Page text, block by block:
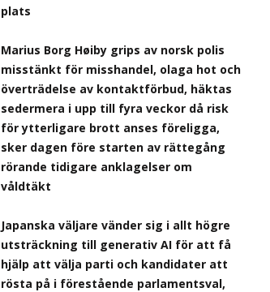
plats
Marius Borg Høiby grips av norsk polis
misstänkt för misshandel, olaga hot och
överträdelse av kontaktförbud, häktas
sedermera i upp till fyra veckor då risk
för ytterligare brott anses föreligga,
sker dagen före starten av rättegång
rörande tidigare anklagelser om
våldtäkt
Japanska väljare vänder sig i allt högre
utsträckning till generativ AI för att få
hjälp att välja parti och kandidater att
rösta på i förestående parlamentsval,